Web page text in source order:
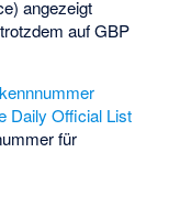
angezeigt
auf GBP
Daily Official List
für